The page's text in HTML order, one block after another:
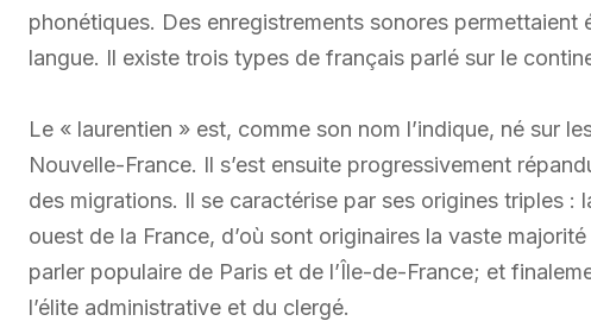
phonétiques. Des enregistrements sonores permettaient
langue. Il existe trois types de français parlé sur le
Le « laurentien » est, comme son nom l’indique, né sur
Nouvelle-France. Il s’est ensuite progressivement
des migrations. Il se caractérise par ses origines triples :
ouest de la France, d’où sont originaires la vaste
parler populaire de Paris et de l’Île-de-France; et
l’élite administrative et du clergé.